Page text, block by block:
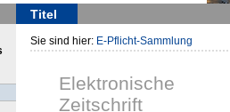
Titel
Sie sind hier: E-Pflicht-Sammlung
Elektronische
Zeitschrift